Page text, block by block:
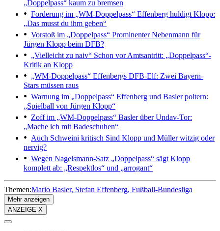
„Doppelpass“ kaum zu bremsen
Forderung im „WM-Doppelpass“ Effenberg huldigt Klopp:
„Das musst du ihm geben“
Vorstoß im „Doppelpass“ Prominenter Nebenmann für
Jürgen Klopp beim DFB?
„Vielleicht zu naiv“ Schon vor Amtsantritt: „Doppelpass“-
Kritik an Klopp
„WM-Doppelpass“ Effenbergs DFB-Elf: Zwei Bayern-
Stars müssen raus
Warnung im „Doppelpass“ Effenberg und Basler poltern:
„Spielball von Jürgen Klopp“
Zoff im „WM-Doppelpass“ Basler über Undav-Tor:
„Mache ich mit Badeschuhen“
Auch Schweini kritisch Sind Klopp und Müller witzig oder
nervig?
Wegen Nagelsmann-Satz „Doppelpass“ sägt Klopp
komplett ab: „Respektlos“ und „arrogant“
Themen:Mario Basler Stefan Effenberg Fußball-Bundesliga
Mehr anzeigen
ANZEIGE X